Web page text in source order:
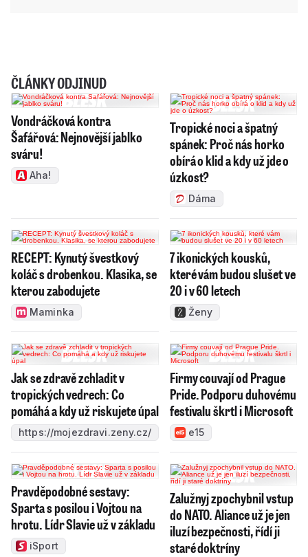
ČLÁNKY ODJINUD
Vondráčková kontra
Šafářová: Nejnovější jablko
sváru!
Aha!
Tropické noci a špatný
spánek: Proč nás horko
obírá o klid a kdy už jde o
úzkost?
Dáma
RECEPT: Kynutý švestkový
koláč s drobenkou. Klasika, se
kterou zabodujete
Maminka
7 ikonických kousků,
které vám budou slušet ve
20 i v 60 letech
Ženy
Jak se zdravě zchladit v
tropických vedrech: Co
pomáhá a kdy už riskujete úpal
https://mojezdravi.zeny.cz/
Firmy couvají od Prague
Pride. Podporu duhovému
festivalu škrtl i Microsoft
e15
Pravděpodobné sestavy:
Sparta s posilou i Vojtou na
hrotu. Lídr Slavie už v základu
iSport
Zalužnyj zpochybnil vstup
do NATO. Aliance už je jen
iluzí bezpečnosti, řídí ji
staré doktríny